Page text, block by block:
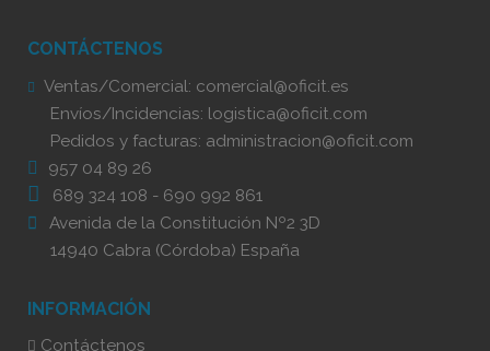
CONTÁCTENOS
Ventas/Comercial: comercial@oficit.es
Envíos/Incidencias: logistica@oficit.com
Pedidos y facturas: administracion@oficit.com
957 04 89 26
689 324 108 - 690 992 861
Avenida de la Constitución Nº2 3D
14940 Cabra (Córdoba) España
INFORMACIÓN
Contáctenos